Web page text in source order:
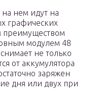
нем идут на
графических
преимуществом
модулем 48
не только
от аккумулятора
заряжен
дня или двух при